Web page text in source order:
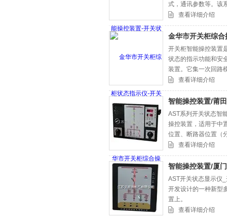
式，通讯参数等。该
查看详细介绍
金华市开关柜综
开关柜智能操控装置
状态的指示功能和安
装置。它集一次回路
功能于一体.
查看详细介绍
智能操控装置/莆
AST系列开关状态智
操控装置，适用于中
位置、断路器位置（
警、开关柜内环境温
查看详细介绍
智能操控装置/厦
AST开关状态显示仪
开发设计的一种新型
置上。
查看详细介绍